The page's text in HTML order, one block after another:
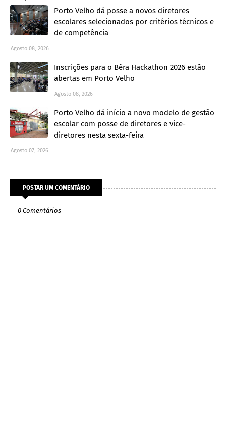
Porto Velho dá posse a novos diretores
escolares selecionados por critérios técnicos e
de competência
Agosto 08, 2026
Inscrições para o Béra Hackathon 2026 estão
abertas em Porto Velho
Agosto 08, 2026
Porto Velho dá início a novo modelo de gestão
escolar com posse de diretores e vice-
diretores nesta sexta-feira
Agosto 07, 2026
POSTAR UM COMENTÁRIO
0 Comentários